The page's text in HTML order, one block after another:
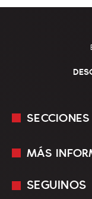
SECCIONES
En Vivo
MÁS
Mediakit
SEGUINOS